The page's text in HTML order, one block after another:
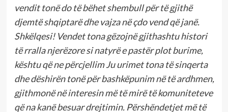
vendit tonë do të bëhet shembull për të gjithë
djemtë shqiptarë dhe vajza në çdo vend që janë.
Shkëlqesi! Vendet tona gëzojnë gjithashtu histori
të rralla njerëzore si natyrë e pastër plot burime,
kështu që ne përcjellim Ju urimet tona të sinqerta
dhe dëshirën tonë për bashkëpunim në të ardhmen,
gjithmonë në interesin më të mirë të komuniteteve
që na kanë besuar drejtimin. Përshëndetjet më të